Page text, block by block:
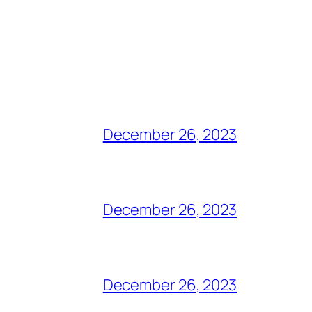
December 26, 2023
December 26, 2023
December 26, 2023